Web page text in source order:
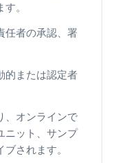
。
任者の承認、署
的または認定者
、オンラインで
ニット、サンプ
されます。